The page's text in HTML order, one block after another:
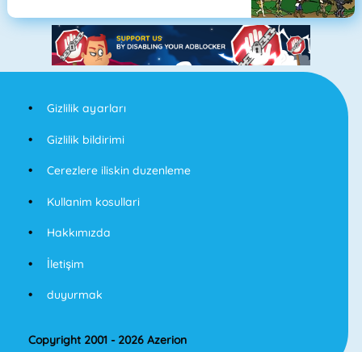
Gizlilik ayarları
Gizlilik bildirimi
Cerezlere iliskin duzenleme
Kullanim kosullari
Hakkımızda
İletişim
duyurmak
Copyright 2001 - 2026 Azerion